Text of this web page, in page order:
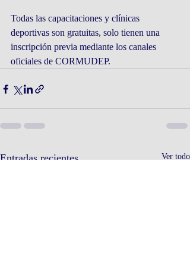
Todas las capacitaciones y clínicas
deportivas son gratuitas, solo tienen una
inscripción previa mediante los canales
oficiales de CORMUDEP.
Entradas recientes Ver todo